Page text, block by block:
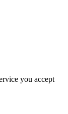
you accept